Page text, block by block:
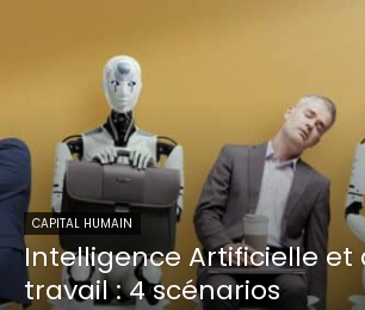
CAPITAL HUMAIN
Intelligence Artificielle et
travail : 4 scénarios